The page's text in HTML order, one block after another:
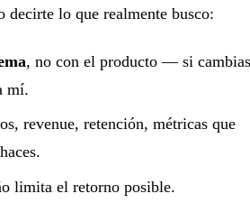
decirte lo que realmente busco:
, no con el producto — si cambias
mí.
revenue, retención, métricas que
limita el retorno posible.